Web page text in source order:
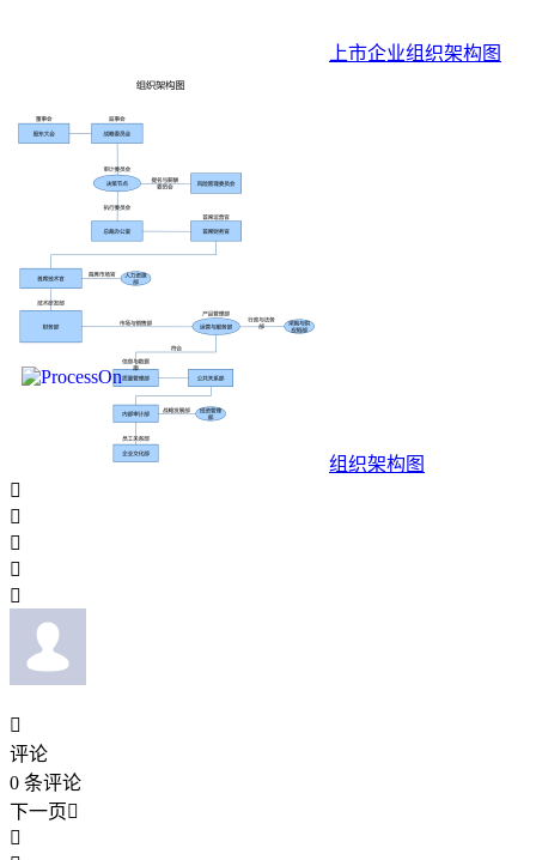
上市企业组织架构图
组织架构图






评论
0 条评论
下一页
